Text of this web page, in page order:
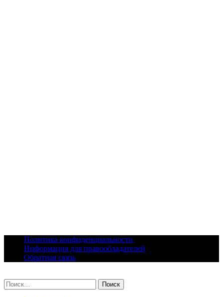
content
Политика конфиденциальности
Информация для правообладателей
Обратная связь
Найти: